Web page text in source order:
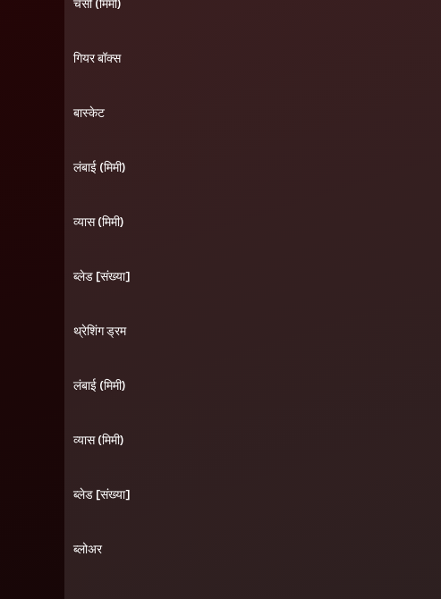
चेसी (मिमी)
गियर बॉक्स
बास्केट
लंबाई (मिमी)
व्यास (मिमी)
ब्लेड [संख्या]
थ्रेशिंग ड्रम
लंबाई (मिमी)
व्यास (मिमी)
ब्लेड [संख्या]
ब्लोअर